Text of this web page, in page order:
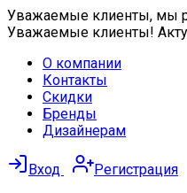
Уважаемые клиенты, мы
Уважаемые клиенты!
О компании
Контакты
Скидки
Бренды
Дизайнерам
Вход Регистрация